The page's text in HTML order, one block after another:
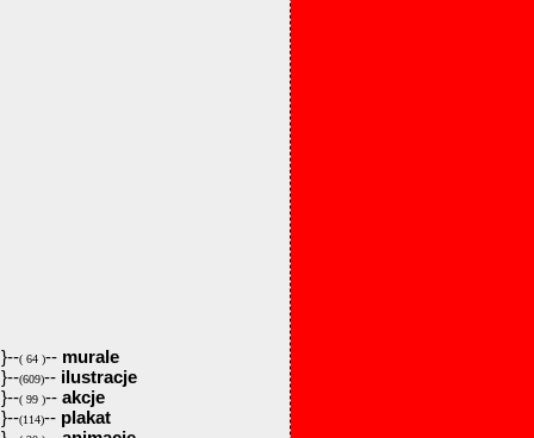
}--( 64 )-- murale
}--(609)-- ilustracje
}--( 99 )-- akcje
}--(114)-- plakat